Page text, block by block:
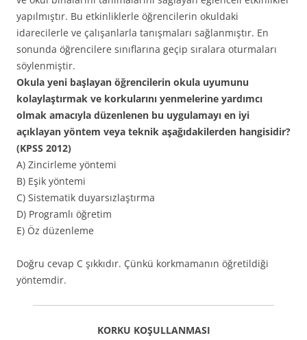
yapılmıştır. Bu etkinliklerle öğrencilerin okuldaki
idarecilerle ve çalışanlarla tanışmaları sağlanmıştır. En
sonunda öğrencilere sınıflarına geçip sıralara oturmaları
söylenmiştir.
Okula yeni başlayan öğrencilerin okula uyumunu
kolaylaştırmak ve korkularını yenmelerine yardımcı
olmak amacıyla düzenlenen bu uygulamayı en iyi
açıklayan yöntem veya teknik aşağıdakilerden hangisidir?
(KPSS 2012)
A) Zincirleme yöntemi
B) Eşik yöntemi
C) Sistematik duyarsızlaştırma
D) Programlı öğretim
E) Öz düzenleme
Doğru cevap C şıkkıdır. Çünkü korkmamanın öğretildiği
yöntemdir.
KORKU KOŞULLANMASI